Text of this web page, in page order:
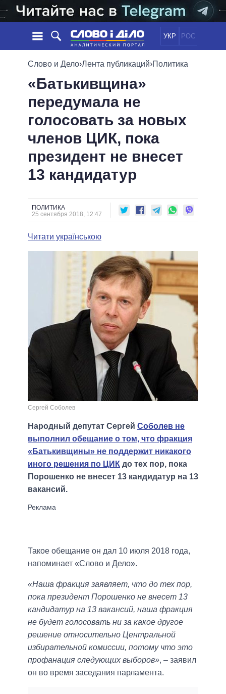
УКР РОС
НОВОСТИ
ЛЕНТА
СОБЫТИЯ
СТАТЬИ
ОБЗОРЫ
ДАЙДЖЕСТЫ
ПОЛИТИКА
ЭКОНОМИКА
ОБЩЕСТВО
ОБЕЩАНИЯ
ПОЛИТИКИ
ВСЕ ПОЛИТИКИ
ПРЕЗИДЕНТ И ОФИС
ВЕРХОВНАЯ РАДА
КАБИНЕТ МИНИСТРОВ
МЭРЫ
ВСЕ ПЕРСОНЫ
ВИДЕО
ПОДДЕРЖАТЬ
СРАВНЕНИЕ ПОЛИТИКОВ
Слово и Дело›Лента публикаций›Политика
«Батькивщина»
передумала не
голосовать за новых
членов ЦИК, пока
президент не внесет
13 кандидатур
ПОЛИТИКА
25 сентября 2018, 12:47
Читати українською
Сергей Соболев
Народный депутат Сергей Соболев не
выполнил обещание о том, что фракция
«Батькивщины» не поддержит никакого
иного решения по ЦИК до тех пор, пока
Порошенко не внесет 13 кандидатур на 13
вакансий.
Такое обещание он дал 10 июля 2018 года,
напоминает «Слово и Дело».
«Наша фракция заявляет, что до тех пор,
пока президент Порошенко не внесет 13
кандидатур на 13 вакансий, наша фракция
не будет голосовать ни за какое другое
решение относительно Центральной
избирательной комиссии, потому что это
профанация следующих выборов», – заявил
он во время заседания парламента.